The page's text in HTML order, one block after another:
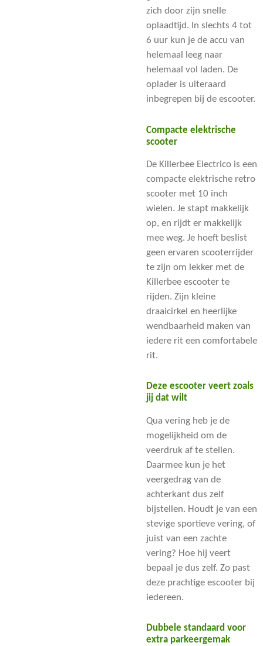
zich door zijn snelle
oplaadtijd. In slechts 4 tot
6 uur kun je de accu van
helemaal leeg naar
helemaal vol laden. De
oplader is uiteraard
inbegrepen bij de escooter.
Compacte elektrische
scooter
De Killerbee Electrico is een
compacte elektrische retro
scooter met 10 inch
wielen. Je stapt makkelijk
op, en rijdt er makkelijk
mee weg. Je hoeft beslist
geen ervaren scooterrijder
te zijn om lekker met de
Killerbee escooter te
rijden. Zijn kleine
draaicirkel en heerlijke
wendbaarheid maken van
iedere rit een comfortabele
rit.
Deze escooter veert zoals
jij dat wilt
Qua vering heb je de
mogelijkheid om de
veerdruk af te stellen.
Daarmee kun je het
veergedrag van de
achterkant dus zelf
bijstellen. Houdt je van een
stevige sportieve vering, of
juist van een zachte
vering? Hoe hij veert
bepaal je dus zelf. Zo past
deze prachtige escooter bij
iedereen.
Dubbele standaard voor
extra parkeergemak